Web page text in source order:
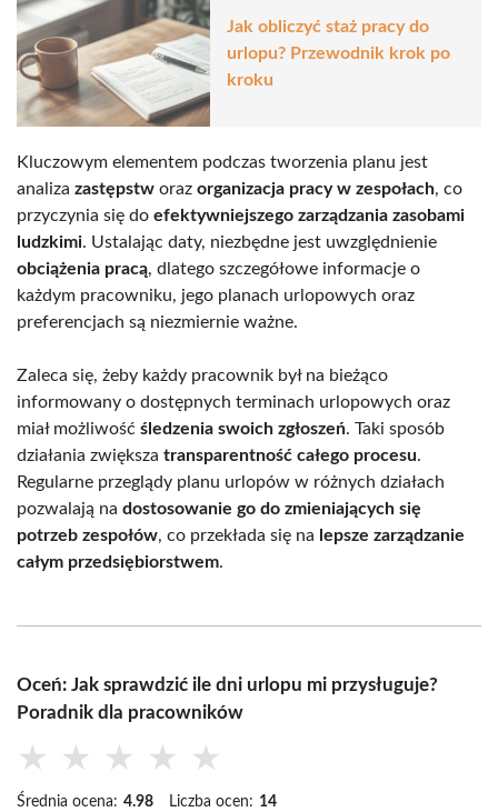
Jak obliczyć staż pracy do
urlopu? Przewodnik krok po
kroku
Kluczowym elementem podczas tworzenia planu jest
analiza zastępstw oraz organizacja pracy w zespołach, co
przyczynia się do efektywniejszego zarządzania zasobami
ludzkimi. Ustalając daty, niezbędne jest uwzględnienie
obciążenia pracą, dlatego szczegółowe informacje o
każdym pracowniku, jego planach urlopowych oraz
preferencjach są niezmiernie ważne.
Zaleca się, żeby każdy pracownik był na bieżąco
informowany o dostępnych terminach urlopowych oraz
miał możliwość śledzenia swoich zgłoszeń. Taki sposób
działania zwiększa transparentność całego procesu.
Regularne przeglądy planu urlopów w różnych działach
pozwalają na dostosowanie go do zmieniających się
potrzeb zespołów, co przekłada się na lepsze zarządzanie
całym przedsiębiorstwem.
Oceń: Jak sprawdzić ile dni urlopu mi przysługuje?
Poradnik dla pracowników
★ ★ ★ ★ ★
Średnia ocena: 4.98 Liczba ocen: 14